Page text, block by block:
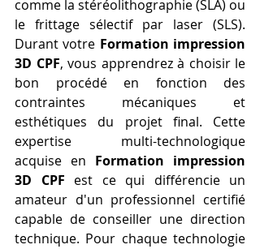
comme la stéréolithographie (SLA) ou
le frittage sélectif par laser (SLS).
Durant votre Formation impression
3D CPF, vous apprendrez à choisir le
bon procédé en fonction des
contraintes mécaniques et
esthétiques du projet final. Cette
expertise multi-technologique
acquise en Formation impression
3D CPF est ce qui différencie un
amateur d'un professionnel certifié
capable de conseiller une direction
technique. Pour chaque technologie